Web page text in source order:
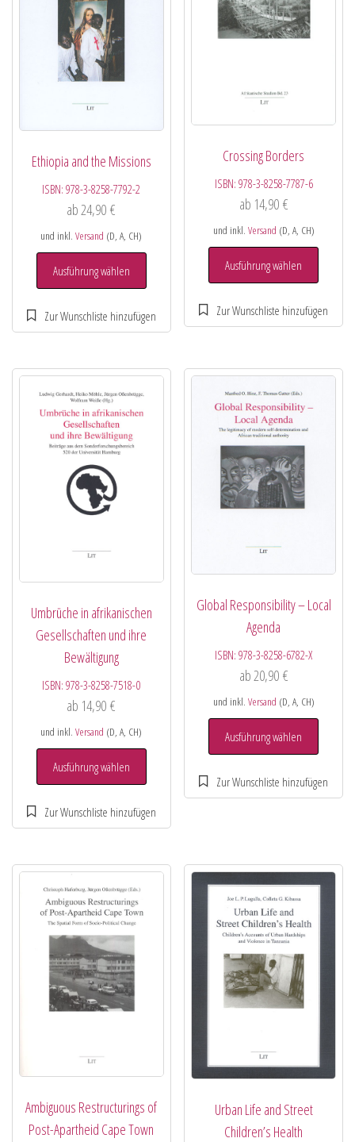
Ethiopia and the Missions
ISBN:978-3-8258-7792-2
ab 24,90€
und inkl.Versand (D, A, CH)
Ausführung wählen
Crossing Borders
ISBN: 978-3-8258-7787-6
ab 14,90 €
und inkl. Versand (D, A, CH)
Ausführung wählen
Umbrüche in afrikanischen
Gesellschaften und ihre
Bewältigung
ISBN:978-3-8258-7518-0
ab 14,90€
und inkl.Versand (D, A, CH)
Ausführung wählen
Global Responsibility – Local
Agenda
ISBN:978-3-8258-6782-X
ab20,90 €
und inkl. Versand (D, A, CH)
Ausführung wählen
Ambiguous Restructurings of
Post-Apartheid Cape Town
Urban Life and Street
Children’s Health